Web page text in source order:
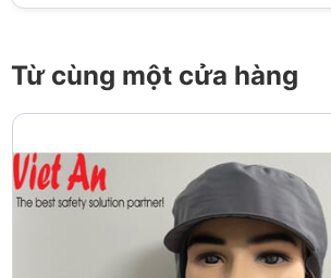
cầu.
-Sizes S – 5XL
Từ cùng một cửa hàng